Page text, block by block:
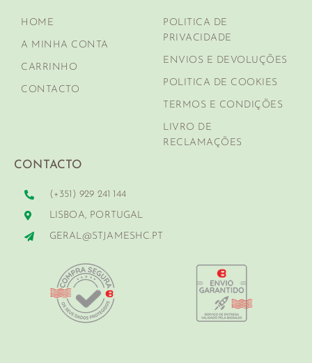
HOME
A MINHA CONTA
CARRINHO
CONTACTO
POLITICA DE
PRIVACIDADE
ENVIOS E DEVOLUÇÕES
POLITICA DE COOKIES
TERMOS E CONDIÇÕES
LIVRO DE
RECLAMAÇÕES
CONTACTO
(+351) 929 241 144
LISBOA, PORTUGAL
GERAL@STJAMESHC.PT